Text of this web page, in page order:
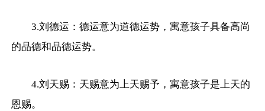
3.刘德运：德运意为道德运势，寓意孩子具备高尚
的品德和品德运势。
4.刘天赐：天赐意为上天赐予，寓意孩子是上天的
恩赐。